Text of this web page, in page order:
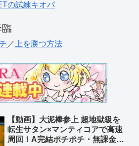
の試練キオパ
／ 上を勝つ方法
【動画】大泥棒参上 超地獄級を
転生サタン×マンティコアで高速
周回！A完結ポチポチ・無課金編